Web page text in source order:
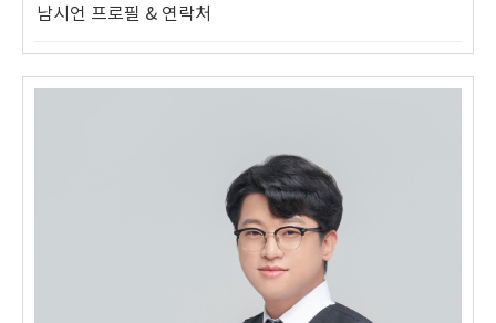
남시언 프로필 & 연락처